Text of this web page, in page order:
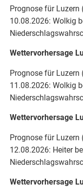
Prognose für Luzern
10.08.2026: Wolkig
Wettervorhersage
Prognose für Luzern
11.08.2026: Wolkig
Wettervorhersage
Prognose für Luzern
12.08.2026: Heiter
Wettervorhersage